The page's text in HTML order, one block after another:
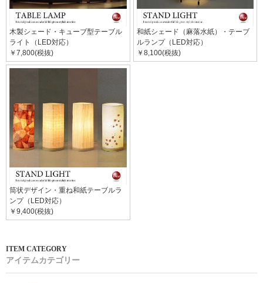
木製シェード・キューブ型テーブル
ライト（LED対応）
￥7,800(税抜)
和紙シェード（麻落水紙）・テーブ
ルランプ（LED対応）
￥8,100(税抜)
筒状デザイン・重ね和紙テーブルラ
ンプ（LED対応）
￥9,400(税抜)
アイテムカテゴリー